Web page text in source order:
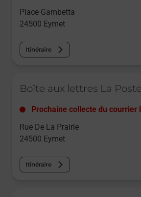
Place Gambetta
24500 Eymet
Itinéraire
Boîte aux lettres La Poste
Prochaine collecte du courrier
Rue De La Prairie
24500 Eymet
Itinéraire